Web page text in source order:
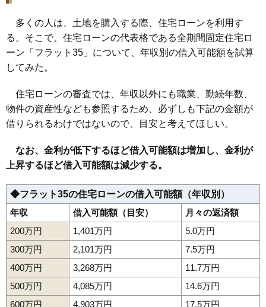
多くの人は、土地を購入する際、住宅ローンを利用す
る。そこで、住宅ローンの代表格である全期間固定住宅ロ
ーン「フラット35」について、年収別の借入可能額を試算
してみた。
住宅ローンの審査では、年収以外にも職業、勤続年数、
物件の資産性なども参照するため、必ずしも下記の金額が
借りられるわけではないので、目安と考えてほしい。
なお、金利が低下するほど借入可能額は増加し、金利が
上昇するほど借入可能額は減少する。
◆フラット35の住宅ローンの借入可能額（年収別）
年収
借入可能額（目安）
月々の返済額
200万円
1,401万円
5.0万円
300万円
2,101万円
7.5万円
400万円
3,268万円
11.7万円
500万円
4,085万円
14.6万円
600万円
4,903万円
17.5万円